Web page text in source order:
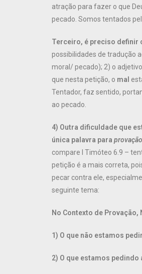
atração para fazer o que
pecado. Somos tentados
Terceiro, é preciso definir
possibilidades de tradução
moral/ pecado); 2) o
que nesta petição, o mal
Tentador, faz sentido,
ao pecado.
4) Outra dificuldade que
única palavra para provação
compare I Timóteo 6.9 –
petição é a mais correta,
pecar contra ele,
seguinte tema:
No Contexto de Provação,
1) O que não estamos
2) O que estamos pedindo